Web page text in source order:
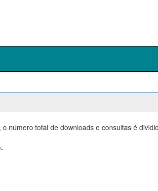
número total de downloads e consultas é